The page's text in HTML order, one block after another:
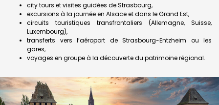
city tours et visites guidées de Strasbourg,
excursions à la journée en Alsace et dans le Grand Est,
circuits touristiques transfrontaliers (Allemagne, Suisse,
Luxembourg),
transferts vers l’aéroport de Strasbourg-Entzheim ou les
gares,
voyages en groupe à la découverte du patrimoine régional.